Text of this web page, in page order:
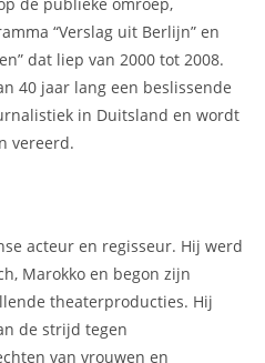
“Verslag uit Berlijn” en
dat liep van 2000 tot 2008.
40 jaar lang een beslissende
in Duitsland en wordt
vereerd.
acteur en regisseur. Hij werd
Marokko en begon zijn
theaterproducties. Hij
de strijd tegen
van vrouwen en